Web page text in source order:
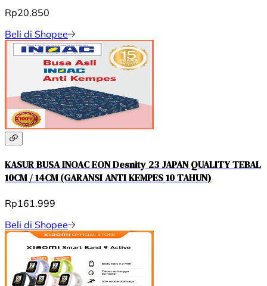
Rp20.850
Beli di Shopee
KASUR BUSA INOAC EON Desnity 23 JAPAN QUALITY TEBAL
10CM / 14CM (GARANSI ANTI KEMPES 10 TAHUN)
Rp161.999
Beli di Shopee